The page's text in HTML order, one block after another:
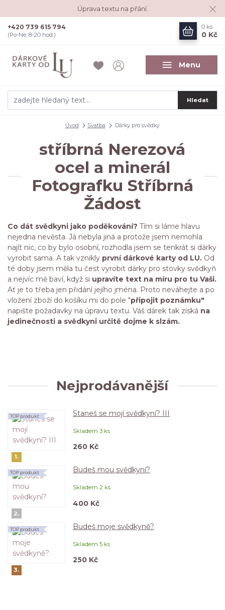
Úprava textu na přání.
Menu
Hledat
+420 739 615 794
(Po-Ne, 8-20 hod.)
0 ks
0 Kč
Úvod Svatba Dárky pro svědky
stříbrná Nerezová
ocel a minerál
Fotografku Stříbrná
Žádost
Co dát svědkyni jako poděkování? Tím si láme hlavu
nejedna nevěsta. Já nebyla jiná a protože jsem nemohla
najít nic, co by bylo osobní, rozhodla jsem se tenkrát si dárky
vyrobit sama. A tak vznikly první dárkové karty od LU. Od
té doby jsem měla tu čest vyrobit dárky pro stovky svědkyň
a nejvíc mě baví, když si upravíte text na míru pro tu Vaši.
Ať je to třeba jen přidání jejího jména. Proto neváhejte a po
vložení zboží do košíku mi do pole "připojit poznámku"
napište požadavky na úpravu textu. Váš dárek tak získá na
jedinečnosti a svědkyni určitě dojme k slzám.
Nejprodávanější
1.
Staneš se mojí svědkyní? III
Skladem 3 ks
TOP produkt
260 Kč
2.
Budeš mou svědkyní?
Skladem 2 ks
TOP produkt
400 Kč
3.
Budeš moje svědkyně?
Skladem 5 ks
TOP produkt
250 Kč